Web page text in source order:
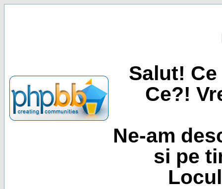
Salut!
Ce?!
Ne-am
si pe